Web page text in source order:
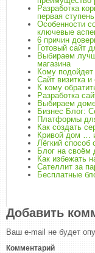
Разработка
первая
Особенности
ключевые
6 причин
Готовый сайт
Выбираем
магазина
Кому подойдет
Сайт визитка
К кому
Разработка
Выбираем
Бизнес Блог:
Платформы
Как создать
Кривой дом …
Лёгкий способ
Блог на
Как избежать
Сателлит за
Бесплатные
Добавить
Ваш e-mail не будет
Комментарий